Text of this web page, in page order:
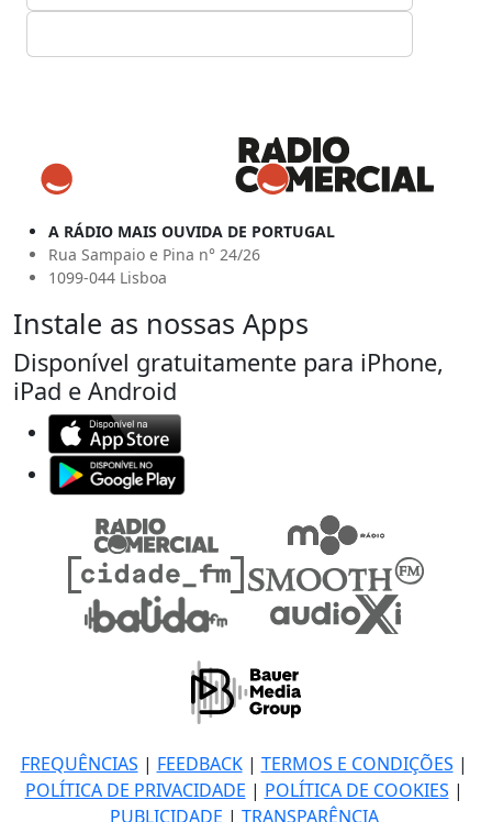
A RÁDIO MAIS OUVIDA DE PORTUGAL
Rua Sampaio e Pina n° 24/26
1099-044 Lisboa
Instale as nossas Apps
Disponível gratuitamente para iPhone,
iPad e Android
FREQUÊNCIAS | FEEDBACK| TERMOS E CONDIÇÕES |
POLÍTICA DE PRIVACIDADE | POLÍTICA DE COOKIES |
PUBLICIDADE | TRANSPARÊNCIA